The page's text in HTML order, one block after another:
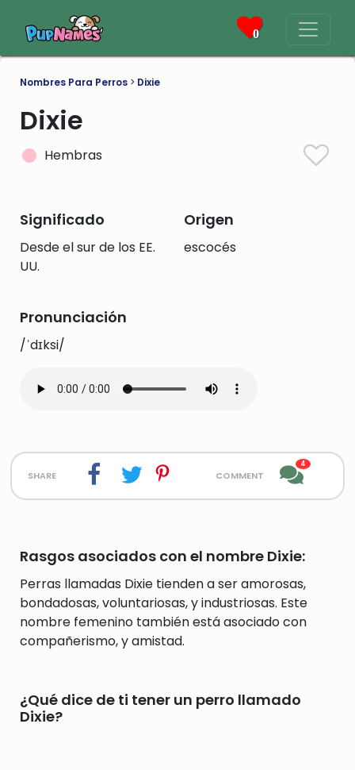
0
Nombres Para Perros > Dixie
Dixie
Hembras
Significado
Desde el sur de los EE.
UU.
Origen
escocés
Pronunciación
/ˈdɪksi/
share comment
4
Rasgos asociados con el nombre Dixie:
Perras llamadas Dixie tienden a ser amorosas,
bondadosas, voluntariosas, y industriosas. Este
nombre femenino también está asociado con
compañerismo, y amistad.
¿Qué dice de ti tener un perro llamado
Dixie?